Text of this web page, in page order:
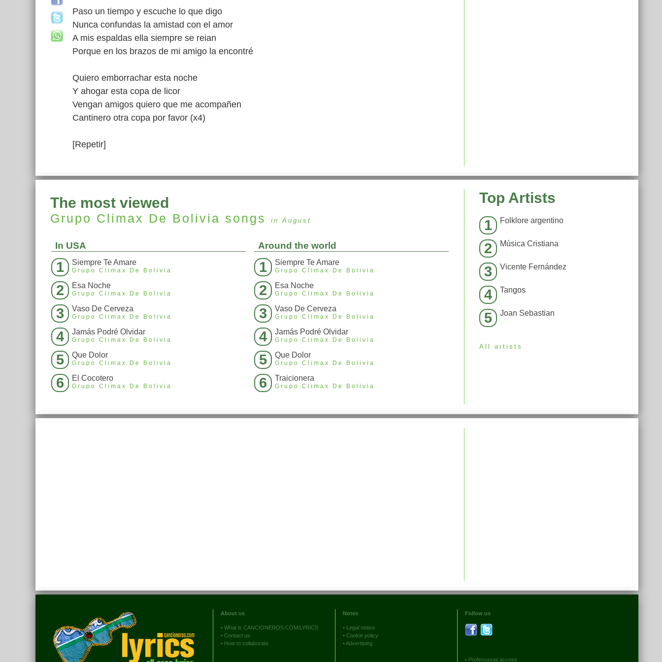
Paso un tiempo y escuche lo que digo
Nunca confundas la amistad con el amor
A mis espaldas ella siempre se reian
Porque en los brazos de mi amigo la encontré
Quiero emborrachar esta noche
Y ahogar esta copa de licor
Vengan amigos quiero que me acompañen
Cantinero otra copa por favor (x4)
[Repetir]
The most viewed
Grupo Climax De Bolivia songs in August
In USA
1 Siempre Te Amare
Grupo Climax De Bolivia
2 Esa Noche
Grupo Climax De Bolivia
3 Vaso De Cerveza
Grupo Climax De Bolivia
4 Jamás Podré Olvidar
Grupo Climax De Bolivia
5 Que Dolor
Grupo Climax De Bolivia
6 El Cocotero
Grupo Climax De Bolivia
Around the world
1 Siempre Te Amare
Grupo Climax De Bolivia
2 Esa Noche
Grupo Climax De Bolivia
3 Vaso De Cerveza
Grupo Climax De Bolivia
4 Jamás Podré Olvidar
Grupo Climax De Bolivia
5 Que Dolor
Grupo Climax De Bolivia
6 Traicionera
Grupo Climax De Bolivia
Top Artists
1 Folklore argentino
2 Música Cristiana
3 Vicente Fernández
4 Tangos
5 Joan Sebastian
All artists
About us
• What is CANCIONEROS.COM/LYRICS
• Contact us
• How to collaborate
Notes
• Legal notice
• Cookie policy
•Advertising
Follow us
• Professional access